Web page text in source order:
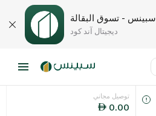
سبينس - تسوق البقالة
ديجيتال آند كود
اللغةتوصيل مجاني
0.00